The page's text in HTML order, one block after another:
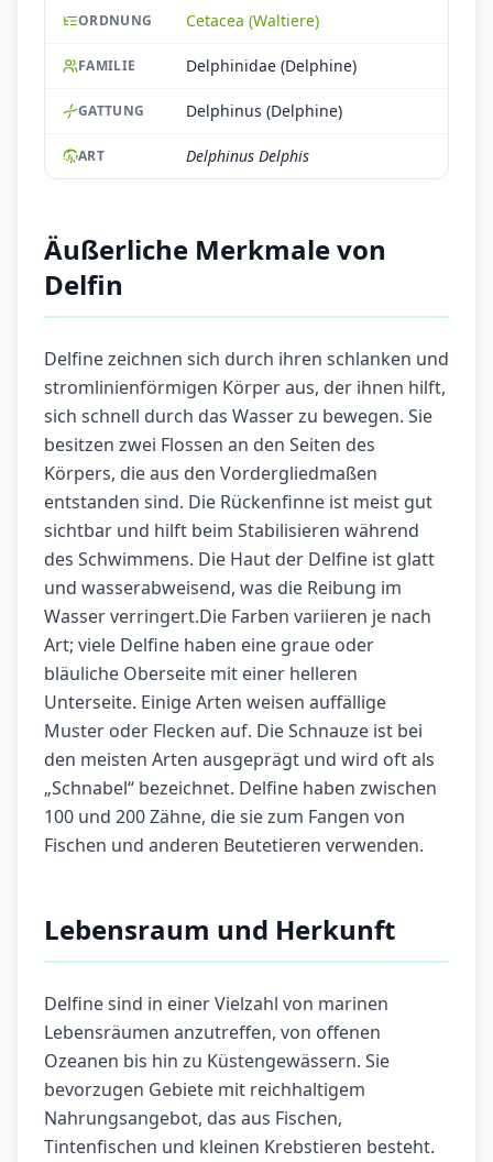
ORDNUNG Cetacea (Waltiere)
FAMILIE Delphinidae (Delphine)
GATTUNG Delphinus (Delphine)
ART Delphinus Delphis
Äußerliche Merkmale von
Delfin
Delfine zeichnen sich durch ihren schlanken und
stromlinienförmigen Körper aus, der ihnen hilft,
sich schnell durch das Wasser zu bewegen. Sie
besitzen zwei Flossen an den Seiten des
Körpers, die aus den Vordergliedmaßen
entstanden sind. Die Rückenfinne ist meist gut
sichtbar und hilft beim Stabilisieren während
des Schwimmens. Die Haut der Delfine ist glatt
und wasserabweisend, was die Reibung im
Wasser verringert.Die Farben variieren je nach
Art; viele Delfine haben eine graue oder
bläuliche Oberseite mit einer helleren
Unterseite. Einige Arten weisen auffällige
Muster oder Flecken auf. Die Schnauze ist bei
den meisten Arten ausgeprägt und wird oft als
„Schnabel“ bezeichnet. Delfine haben zwischen
100 und 200 Zähne, die sie zum Fangen von
Fischen und anderen Beutetieren verwenden.
Lebensraum und Herkunft
Delfine sind in einer Vielzahl von marinen
Lebensräumen anzutreffen, von offenen
Ozeanen bis hin zu Küstengewässern. Sie
bevorzugen Gebiete mit reichhaltigem
Nahrungsangebot, das aus Fischen,
Tintenfischen und kleinen Krebstieren besteht.